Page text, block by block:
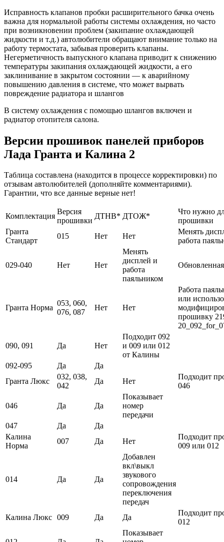
Исправность клапанов пробки расширительного бачка очень
важна для нормальной работы системы охлаждения, но часто
при возникновении проблем (закипание охлаждающей
жидкости и т.д.) автолюбители обращают внимание только на
работу термостата, забывая проверить клапаны.
Негерметичность выпускного клапана приводит к снижению
температуры закипания охлаждающей жидкости, а его
заклинивание в закрытом состоянии — к аварийному
повышению давления в системе, что может вырвать
повреждение радиатора и шлангов
В систему охлаждения с помощью шлангов включен и
радиатор отопителя салона.
Версии прошивок панелей приборов
Лада Гранта и Калина 2
Таблица составлена (находится в процессе корректировки) по
отзывам автолюбителей (дополняйте комментариями).
Гарантии, что все данные верные нет!
Комплектация
Версия
прошивки
ДТНВ* ДТОЖ*
Что нужно
прошивки
Гранта
Стандарт
015 Нет Нет
Менять
работа
029-040 Нет Нет
Менять
дисплей и
работа
паяльником
Гранта Норма
053, 060,
076, 087
Нет Нет
Работа
или
прошивку
090, 091 Да Нет
Подходит 092
и 009 или 012
от Калины
092-095
Да
Да
Гранта Люкс
032, 038,
042
Да Нет
Подходит
046
046 Да Да
Показывает
номер
передачи
047
Да
Да
Калина
Норма
007 Да Нет
Подходит
009 или 012
014 Да Да
Добавлен
вкл\выкл
звукового
сопровождения
переключения
передач
Калина Люкс 009 Да Да
Подходит
012
Показывает